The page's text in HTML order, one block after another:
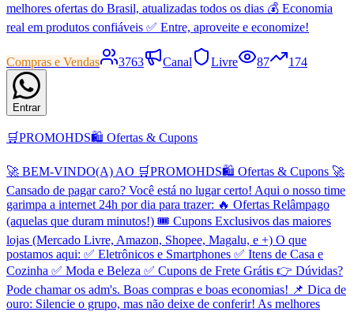
melhores ofertas do Brasil, atualizadas todos os dias 💰 Economia
real em produtos confiáveis ✅ Entre, aproveite e economize!
Compras e Vendas 3763 Canal Livre 87 174
Entrar
🛒PROMOHDS🛍️ Ofertas & Cupons
🚀 BEM-VINDO(A) AO 🛒PROMOHDS🛍️ Ofertas & Cupons 🚀
Cansado de pagar caro? Você está no lugar certo! Aqui o nosso time
garimpa a internet 24h por dia para trazer: 🔥 Ofertas Relâmpago
(aquelas que duram minutos!) 🎟️ Cupons Exclusivos das maiores
lojas (Mercado Livre, Amazon, Shopee, Magalu, e +) O que
postamos aqui: ✅ Eletrônicos e Smartphones ✅ Itens de Casa e
Cozinha ✅ Moda e Beleza ✅ Cupons de Frete Grátis 👉 Dúvidas?
Pode chamar os adm's. Boas compras e boas economias! 📌 Dica de
ouro: Silencie o grupo, mas não deixe de conferir! As melhores